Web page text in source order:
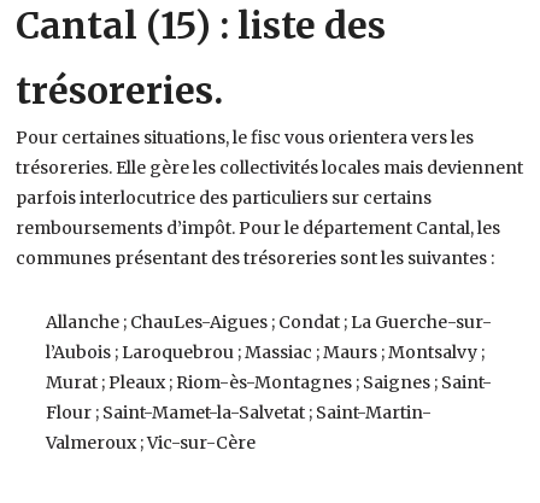
Cantal (15) : liste des
trésoreries.
Pour certaines situations, le fisc vous orientera vers les
trésoreries. Elle gère les collectivités locales mais deviennent
parfois interlocutrice des particuliers sur certains
remboursements d’impôt. Pour le département Cantal, les
communes présentant des trésoreries sont les suivantes :
Allanche ; ChauLes-Aigues ; Condat ; La Guerche-sur-
l’Aubois ; Laroquebrou ; Massiac ; Maurs ; Montsalvy ;
Murat ; Pleaux ; Riom-ès-Montagnes ; Saignes ; Saint-
Flour ; Saint-Mamet-la-Salvetat ; Saint-Martin-
Valmeroux ; Vic-sur-Cère